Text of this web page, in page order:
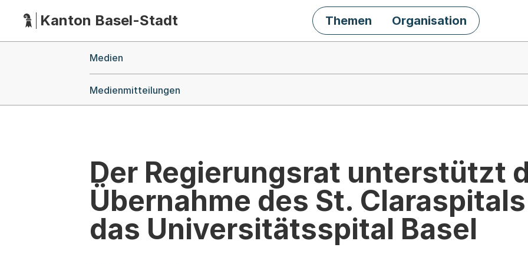
HauptnavigationKanton Basel-Stadt Themen Organisation
Medien
Medienmitteilungen
Der Regierungsrat unterstützt
Übernahme des St.
das Universitätsspital Basel